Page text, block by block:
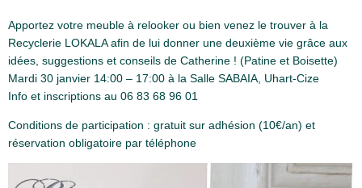
Apportez votre meuble à relooker ou bien venez le trouver à la
Recyclerie LOKALA afin de lui donner une deuxième vie grâce aux
idées, suggestions et conseils de Catherine ! (Patine et Boisette)
Mardi 30 janvier 14:00 – 17:00 à la Salle SABAIA, Uhart-Cize
Info et inscriptions au 06 83 68 96 01
Conditions de participation : gratuit sur adhésion (10€/an) et
réservation obligatoire par téléphone